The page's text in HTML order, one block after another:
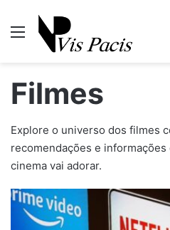
Menu
Filmes
Explore o universo dos filmes
recomendações e
cinema vai adorar.